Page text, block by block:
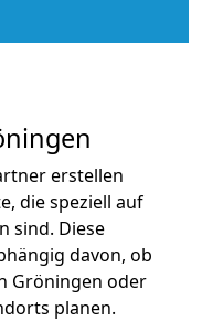
erstellen
die speziell auf
sind. Diese
davon, ob
Gröningen oder
planen.